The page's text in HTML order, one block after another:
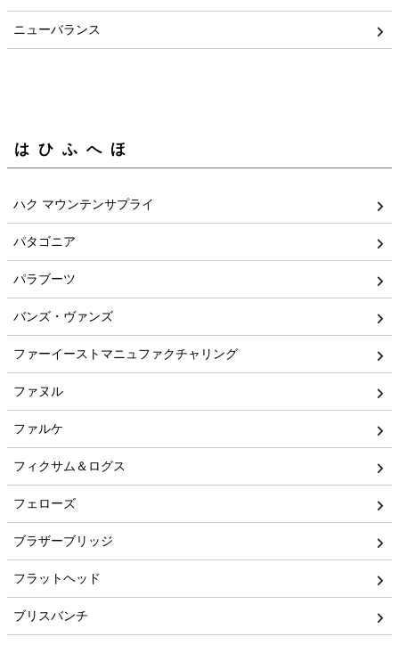
ニューバランス
はひふへほ
ハク マウンテンサプライ
パタゴニア
パラブーツ
バンズ・ヴァンズ
ファーイーストマニュファクチャリング
ファヌル
ファルケ
フィクサム＆ログス
フェローズ
ブラザーブリッジ
フラットヘッド
ブリスバンチ